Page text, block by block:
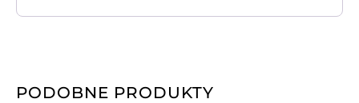
PODOBNE PRODUKTY